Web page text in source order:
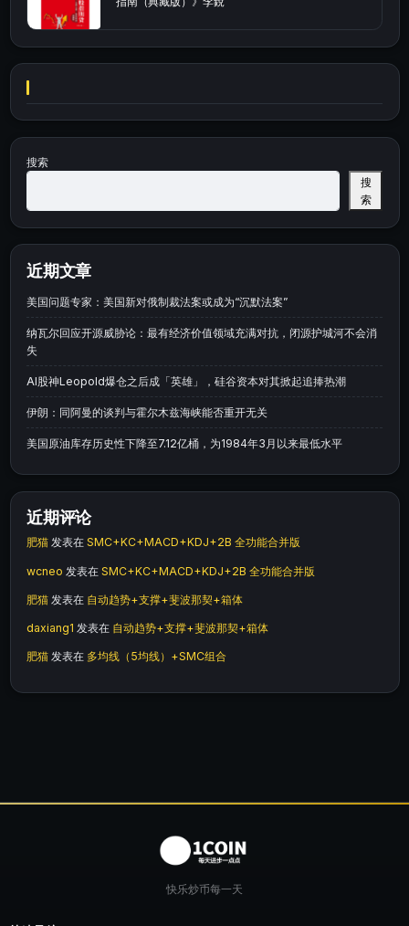
搜索
搜
索
近期文章
美国问题专家：美国新对俄制裁法案或成为“沉默法案”
纳瓦尔回应开源威胁论：最有经济价值领域充满对抗，闭源护城河不会消
失
AI股神Leopold爆仓之后成「英雄」，硅谷资本对其掀起追捧热潮
伊朗：同阿曼的谈判与霍尔木兹海峡能否重开无关
美国原油库存历史性下降至7.12亿桶，为1984年3月以来最低水平
近期评论
肥猫 发表在 SMC+KC+MACD+KDJ+2B 全功能合并版
wcneo 发表在 SMC+KC+MACD+KDJ+2B 全功能合并版
肥猫 发表在 自动趋势+支撑+斐波那契+箱体
daxiang1 发表在 自动趋势+支撑+斐波那契+箱体
肥猫 发表在 多均线（5均线）+SMC组合
快乐炒币每一天